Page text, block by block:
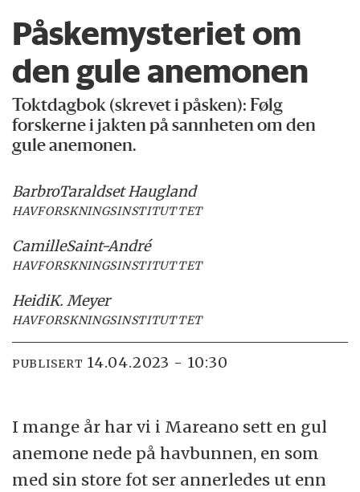
Påskemysteriet om
den gule anemonen
Toktdagbok (skrevet i påsken): Følg
forskerne i jakten på sannheten om den
gule anemonen.
BarbroTaraldset Haugland
HAVFORSKNINGSINSTITUTTET
CamilleSaint-André
HAVFORSKNINGSINSTITUTTET
HeidiK. Meyer
HAVFORSKNINGSINSTITUTTET
PUBLISERT 14.04.2023 - 10:30
I mange år har vi i Mareano sett en gul
anemone nede på havbunnen, en som
med sin store fot ser annerledes ut enn